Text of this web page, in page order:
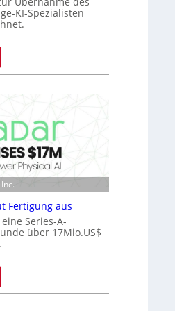
k
KI-Spezialisten
Fertigung aus
Series-A-
über 17Mio.US$